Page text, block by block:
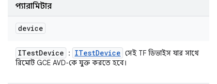
প্যারামিটার
device
ITestDevice : ITestDevice সেই TF ডিভাইস যার সাথে
রিমোট GCE AVD-কে যুক্ত করতে হবে।